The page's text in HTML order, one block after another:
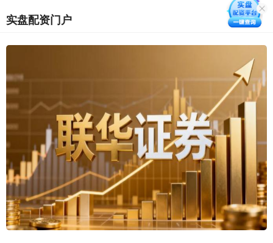
实盘配资门户